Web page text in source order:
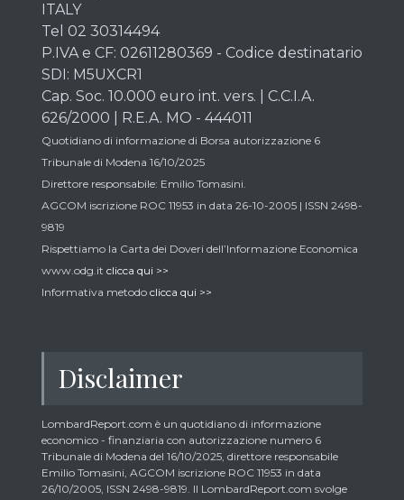
ITALY
Tel 02 30314494
P.IVA e CF: 02611280369 - Codice destinatario
SDI: M5UXCR1
Cap. Soc. 10.000 euro int. vers. | C.C.I.A.
626/2000 | R.E.A. MO - 444011
Quotidiano di informazione di Borsa autorizzazione 6
Tribunale di Modena 16/10/2025
Direttore responsabile: Emilio Tomasini.
AGCOM iscrizione ROC 11953 in data 26-10-2005 | ISSN 2498-
9819
Rispettiamo la Carta dei Doveri dell’Informazione Economica
www.odg.it clicca qui >>
Informativa metodo clicca qui >>
Disclaimer
LombardReport.com è un quotidiano di informazione
economico - finanziaria con autorizzazione numero 6
Tribunale di Modena del 16/10/2025, direttore responsabile
Emilio Tomasini, AGCOM iscrizione ROC 11953 in data
26/10/2005, ISSN 2498-9819. Il LombardReport.com svolge